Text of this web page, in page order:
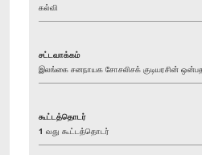
கல்வி
சட்டவாக்கம்
இலங்கை சனநாயக சோசலிசக் குடியரசின்
கூட்டத்தொடர்
1 வது கூட்டத்தொடர்